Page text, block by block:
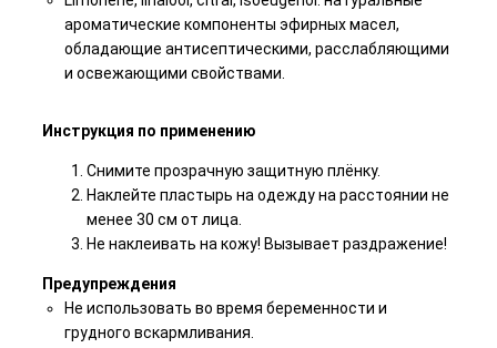
ароматические компоненты эфирных масел,
обладающие антисептическими, расслабляющими
и освежающими свойствами.
Инструкция по применению
Снимите прозрачную защитную плёнку.
Наклейте пластырь на одежду на расстоянии не
менее 30 см от лица.
Не наклеивать на кожу! Вызывает раздражение!
Предупреждения
Не использовать во время беременности и
грудного вскармливания.